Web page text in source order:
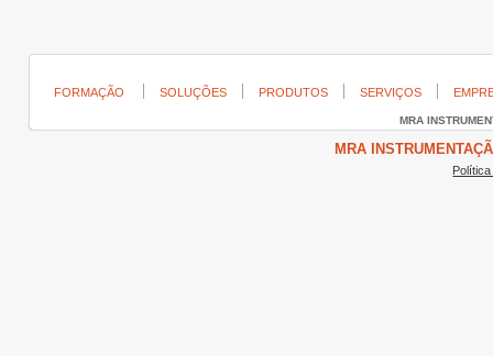
FORMAÇÃO SOLUÇÕES PRODUTOS SERVIÇOS
MRA
MRA